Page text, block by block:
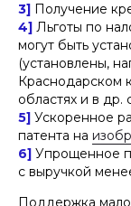
3] Получение
4] Льготы по
могут быть
(установлены,
Краснодарском
областях и в др.
5] Ускоренное
патента на
6] Упрощенное
с выручкой
Поддержка